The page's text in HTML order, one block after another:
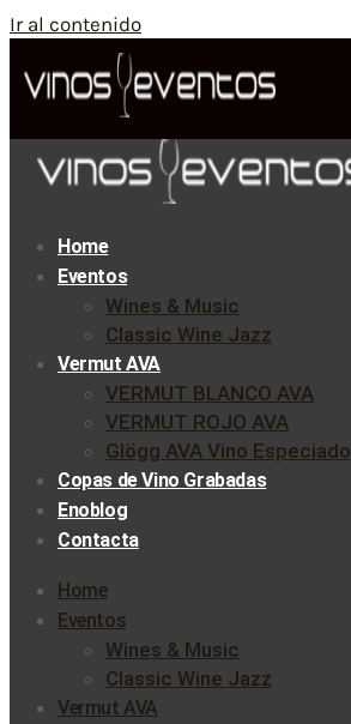
Ir al contenido
Home
Eventos
Wines & Music
Classic Wine Jazz
Vermut AVA
VERMUT BLANCO AVA
VERMUT ROJO AVA
Glögg AVA Vino Especiado
Copas de Vino Grabadas
Enoblog
Contacta
Home
Eventos
Wines & Music
Classic Wine Jazz
Vermut AVA